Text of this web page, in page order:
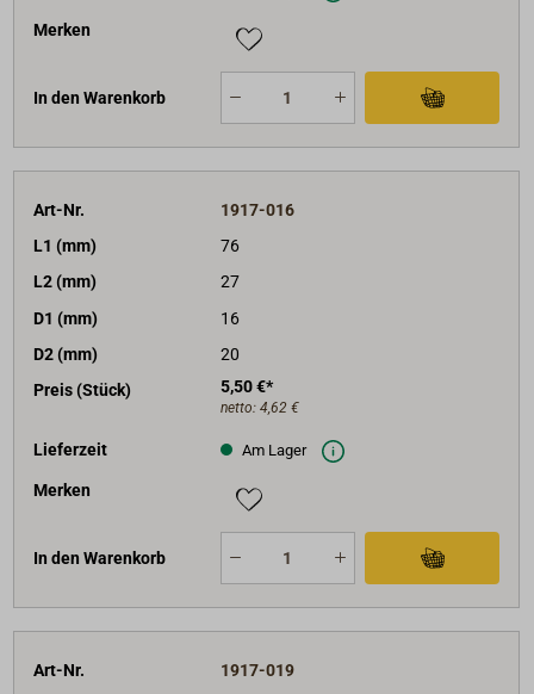
Merken
In den Warenkorb
Art-Nr.
1917-016
L1 (mm)
76
L2 (mm)
27
D1 (mm)
16
D2 (mm)
20
Preis (Stück)
5,50 €*
netto: 4,62 €
Lieferzeit Am Lager
Merken
In den Warenkorb
Art-Nr.
1917-019